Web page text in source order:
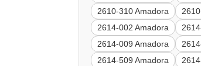
2610-310 Amadora
2614-002 Amadora
2614-009 Amadora
2614-509 Amadora